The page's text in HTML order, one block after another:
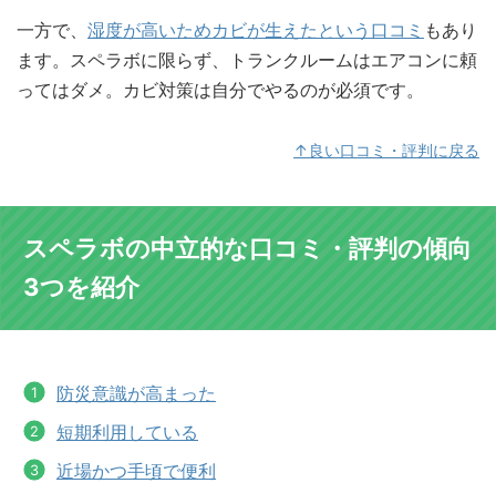
一方で、 湿度が高いためカビが生えたという口コミ もあり
ます。スペラボに限らず、トランクルームはエアコンに頼
ってはダメ。カビ対策は自分でやるのが必須です。
↑良い口コミ・評判に戻る
スペラボの中立的な口コミ・評判の傾向
3つを紹介
防災意識が高まった
短期利用している
近場かつ手頃で便利